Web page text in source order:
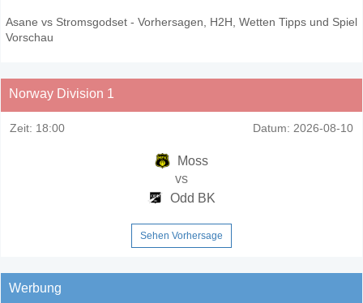
Asane vs Stromsgodset - Vorhersagen, H2H, Wetten Tipps und Spiel
Vorschau
Norway Division 1
Zeit: 18:00 Datum: 2026-08-10
Moss
vs
Odd BK
Sehen Vorhersage
Werbung